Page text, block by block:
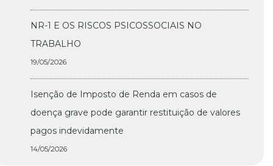
NR-1 E OS RISCOS PSICOSSOCIAIS NO
TRABALHO
19/05/2026
Isenção de Imposto de Renda em casos de
doença grave pode garantir restituição de valores
pagos indevidamente
14/05/2026